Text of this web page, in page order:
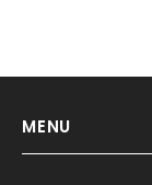
MENU